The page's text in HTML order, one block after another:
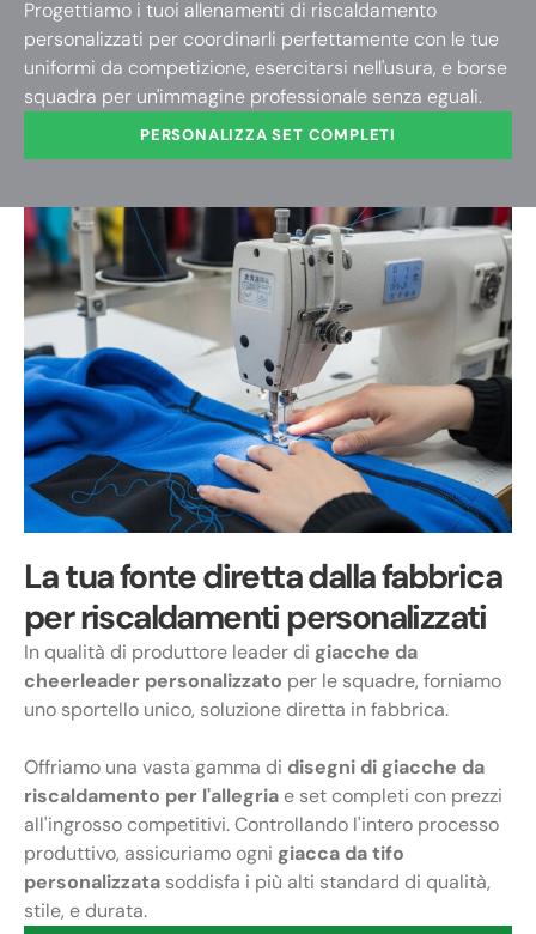
Progettiamo i tuoi allenamenti di riscaldamento
personalizzati per coordinarli perfettamente con le tue
uniformi da competizione, esercitarsi nell'usura, e borse
squadra per un'immagine professionale senza eguali.
PERSONALIZZA SET COMPLETI
La tua fonte diretta dalla fabbrica
per riscaldamenti personalizzati
In qualità di produttore leader di giacche da
cheerleader personalizzato per le squadre, forniamo
uno sportello unico, soluzione diretta in fabbrica.
Offriamo una vasta gamma di disegni di giacche da
riscaldamento per l'allegria e set completi con prezzi
all'ingrosso competitivi. Controllando l'intero processo
produttivo, assicuriamo ogni giacca da tifo
personalizzata soddisfa i più alti standard di qualità,
stile, e durata.